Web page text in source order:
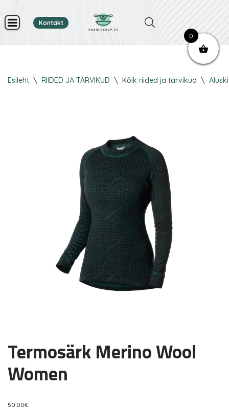
Skip
content
Kontakt
Esileht \ RIIDED JA TARVIKUD \ Kõik riided ja tarvikud \
Termosärk Merino Wool
Women
50.00€
0